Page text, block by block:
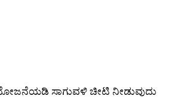
ಸಾಗುವಳಿ ಚೀಟಿ ನೀಡುವುದು